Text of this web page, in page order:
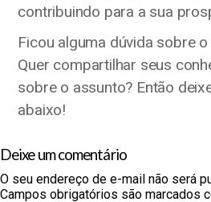
contribuindo para a sua
Ficou alguma dúvida sobre
Quer compartilhar seus
sobre o assunto? Então
abaixo!
Deixe um comentário
O seu endereço de e-mail não será
Campos obrigatórios são marcados